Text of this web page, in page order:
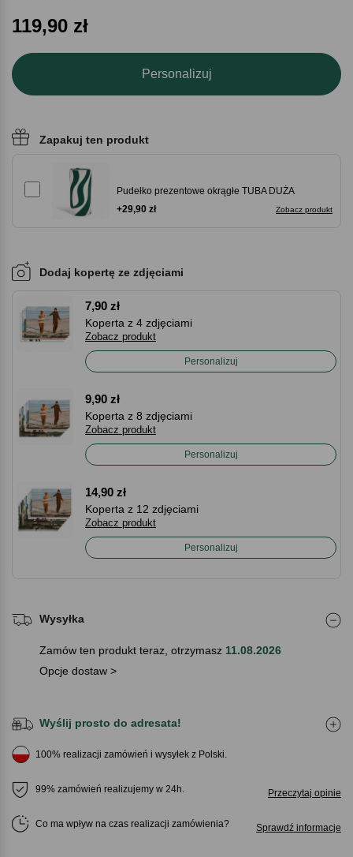
119,90 zł
Personalizuj
Zapakuj ten produkt
Pudełko prezentowe okrągłe TUBA DUŻA
Zobacz produkt
+29,90 zł
Dodaj kopertę ze zdjęciami
7,90 zł
Koperta z 4 zdjęciami
Zobacz produkt
Personalizuj
9,90 zł
Koperta z 8 zdjęciami
Zobacz produkt
Personalizuj
14,90 zł
Koperta z 12 zdjęciami
Zobacz produkt
Personalizuj
Wysyłka
Zamów ten produkt teraz, otrzymasz 11.08.2026
Opcje dostaw >
Wyślij prosto do adresata!
100% realizacji zamówień i wysyłek z Polski.
99% zamówień realizujemy w 24h. Przeczytaj opinie
Co ma wpływ na czas realizacji zamówienia Sprawdź informacje